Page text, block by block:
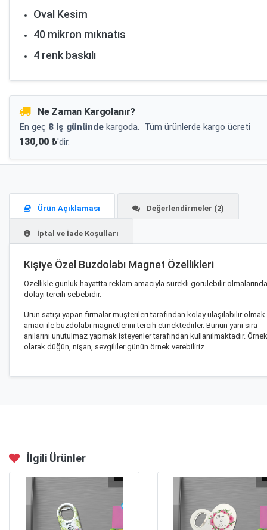
Oval Kesim
40 mikron mıknatıs
4 renk baskılı
Ne Zaman Kargolanır?
En geç 8 iş gününde kargoda. Tüm ürünlerde kargo ücreti
130,00 ₺'dir.
Ürün Açıklaması Değerlendirmeler (2)
İptal ve İade Koşulları
Kişiye Özel Buzdolabı Magnet Özellikleri
Özellikle günlük hayattta reklam amacıyla sürekli görülebilir
dolayı tercih sebebidir.
Ürün satışı yapan firmalar müşterileri tarafından kolay ulaşılabilir olmak
amacı ile buzdolabı magnetlerinitercih etmektedirler. Bunun yanı sıra
anılarını unutulmaz yapmak isteyenler tarafından kullanılmaktadır. Örnek
olarak düğün, nişan, sevgililer günün örnek verebiliriz.
İlgili Ürünler